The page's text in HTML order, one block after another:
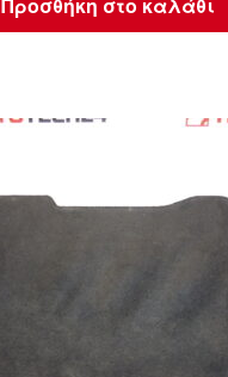
Προσθήκη στο καλάθι